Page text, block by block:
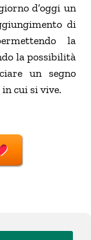
d’oggi un
di
la
la possibilità
un segno
cui si vive.